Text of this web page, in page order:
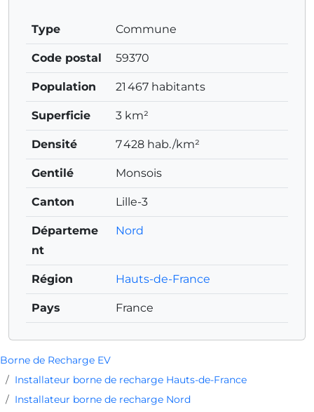
Borne de Recharge EV
Installateur borne de recharge Hauts-de-France
Installateur borne de recharge Nord
Type Commune
Code postal 59370
Population 21 467 habitants
Superficie 3 km²
Densité 7 428 hab./km²
Gentilé Monsois
Canton Lille-3
Départeme
nt
Nord
Région Hauts-de-France
Pays France